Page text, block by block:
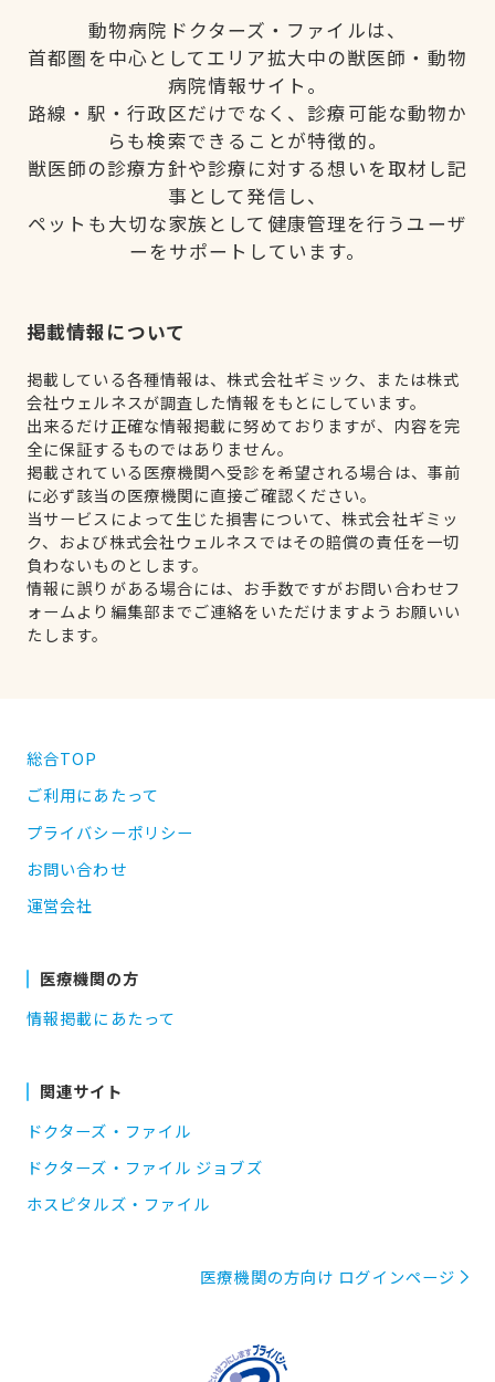
動物病院ドクターズ・ファイルは、
首都圏を中心としてエリア拡大中の獣医師・動物
病院情報サイト。
路線・駅・行政区だけでなく、診療可能な動物か
らも検索できることが特徴的。
獣医師の診療方針や診療に対する想いを取材し記
事として発信し、
ペットも大切な家族として健康管理を行うユーザ
ーをサポートしています。
掲載情報について
掲載している各種情報は、株式会社ギミック、または株式
会社ウェルネスが調査した情報をもとにしています。
出来るだけ正確な情報掲載に努めておりますが、内容を完
全に保証するものではありません。
掲載されている医療機関へ受診を希望される場合は、事前
に必ず該当の医療機関に直接ご確認ください。
当サービスによって生じた損害について、株式会社ギミッ
ク、および株式会社ウェルネスではその賠償の責任を一切
負わないものとします。
情報に誤りがある場合には、お手数ですがお問い合わせフ
ォームより編集部までご連絡をいただけますようお願いい
たします。
総合TOP
ご利用にあたって
プライバシーポリシー
お問い合わせ
運営会社
医療機関の方
情報掲載にあたって
関連サイト
ドクターズ・ファイル
ドクターズ・ファイル ジョブズ
ホスピタルズ・ファイル
医療機関の方向け ログインページ